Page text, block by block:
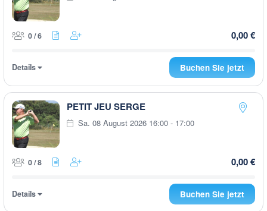
0 / 6 0,00 €
Details Buchen Sie jetzt
PETIT JEU SERGE
Sa. 08 August 2026 16:00 - 17:00
0 / 8 0,00 €
Details Buchen Sie jetzt